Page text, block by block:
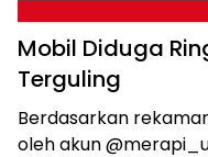
Mobil Diduga
Terguling
Berdasarkan
oleh akun